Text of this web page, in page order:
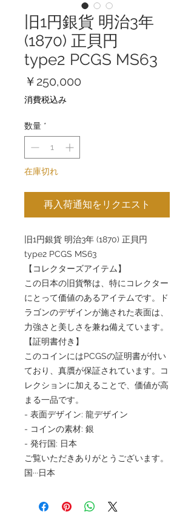
旧1円銀貨 明治3年
(1870) 正貝円
type2 PCGS MS63
￥250,000
消費税込み
数量 *
在庫切れ
再入荷通知をリクエスト
旧1円銀貨 明治3年 (1870) 正貝円
type2 PCGS MS63
【コレクターズアイテム】
この日本の旧貨幣は、特にコレクター
にとって価値のあるアイテムです。ド
ラゴンのデザインが施された表面は、
力強さと美しさを兼ね備えています。
【証明書付き】
このコインにはPCGSの証明書が付い
ており、真贋が保証されています。コ
レクションに加えることで、価値が高
まる一品です。
- 表面デザイン: 龍デザイン
- コインの素材: 銀
- 発行国: 日本
ご覧いただきありがとうございます。
国···日本